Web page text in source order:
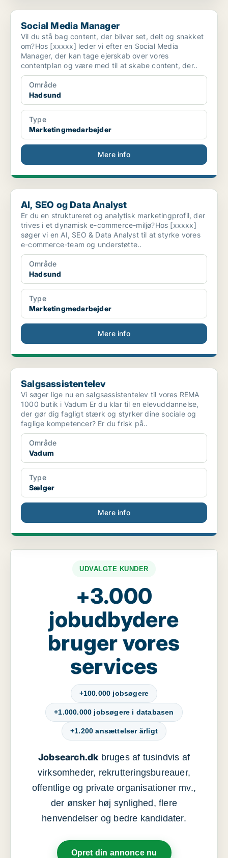
Social Media Manager
Social Media Manager
Vil du stå bag content, der bliver set, delt og snakket
om?Hos [xxxxx] leder vi efter en Social Media
Manager, der kan tage ejerskab over vores
contentplan og være med til at skabe content, der..
Område
Hadsund
Type
Marketingmedarbejder
Mere info
AI, SEO og Data Analyst
AI, SEO og Data Analyst
Er du en struktureret og analytisk marketingprofil, der
trives i et dynamisk e-commerce-miljø?Hos [xxxxx]
søger vi en AI, SEO & Data Analyst til at styrke vores
e-commerce-team og understøtte..
Område
Hadsund
Type
Marketingmedarbejder
Mere info
Salgsassistentelev
Salgsassistentelev
Vi søger lige nu en salgsassistentelev til vores REMA
1000 butik i Vadum Er du klar til en elevuddannelse,
der gør dig fagligt stærk og styrker dine sociale og
faglige kompetencer? Er du frisk på..
Område
Vadum
Type
Sælger
Mere info
UDVALGTE KUNDER
+3.000
jobudbydere
bruger vores
services
+100.000 jobsøgere
+1.000.000 jobsøgere i databasen
+1.200 ansættelser årligt
Jobsearch.dkbruges af tusindvis af
virksomheder, rekrutteringsbureauer,
offentlige og private organisationer mv.,
der ønsker høj synlighed, flere
henvendelser og bedre kandidater.
Opret din annonce nu